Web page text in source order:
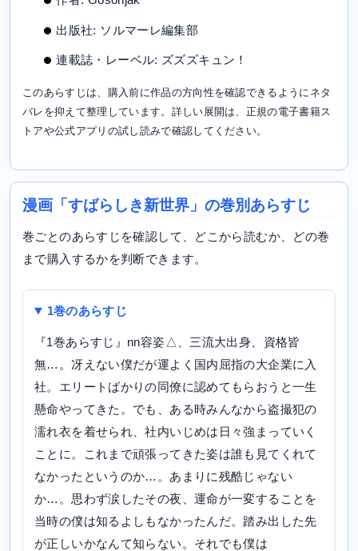
出版社: ソルマーレ編集部
連載誌・レーベル: ズズズキュン！
このあらすじは、購入前に作品の方向性を確認できるようにネタ
バレを抑えて整理しています。詳しい展開は、正規の電子書籍ス
トアや公式アプリの試し読みで確認してください。
漫画「すばらしき新世界」の巻別あらすじ
巻ごとのあらすじを確認して、どこから読むか、どの巻
まで購入するかを判断できます。
1巻のあらすじ
『1巻あらすじ』nn容姿△、三流大出身、資格皆
無…。冴えない僕だが運よく国内屈指の大企業に入
社。エリートばかりの同僚に認めてもらおうと一生
懸命やってきた。でも、ある時みんなから盗撮犯の
濡れ衣を着せられ、社内いじめは日々強まっていく
ことに。これまで頑張ってきた姿は誰も見てくれて
なかったというのか…。あまりに残酷じゃない
か…。思わず涙したその夜、運命が一変することを
当時の僕は知るよしもなかったんだ。踏み出した先
が正しいかなんて知らない。それでも僕は